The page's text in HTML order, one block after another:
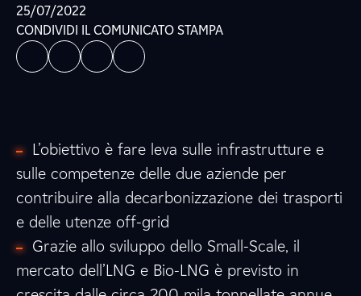
25/07/2022
CONDIVIDI IL COMUNICATO STAMPA
L’obiettivo è fare leva sulle infrastrutture e
sulle competenze delle due aziende per
contribuire alla decarbonizzazione dei trasporti
e delle utenze off-grid
Grazie allo sviluppo dello Small-Scale, il
mercato dell’LNG e Bio-LNG è previsto in